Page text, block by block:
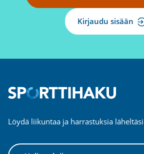
Kirjaudu sisään
Löydä liikuntaa ja harrastuksia läheltäsi
Valitse